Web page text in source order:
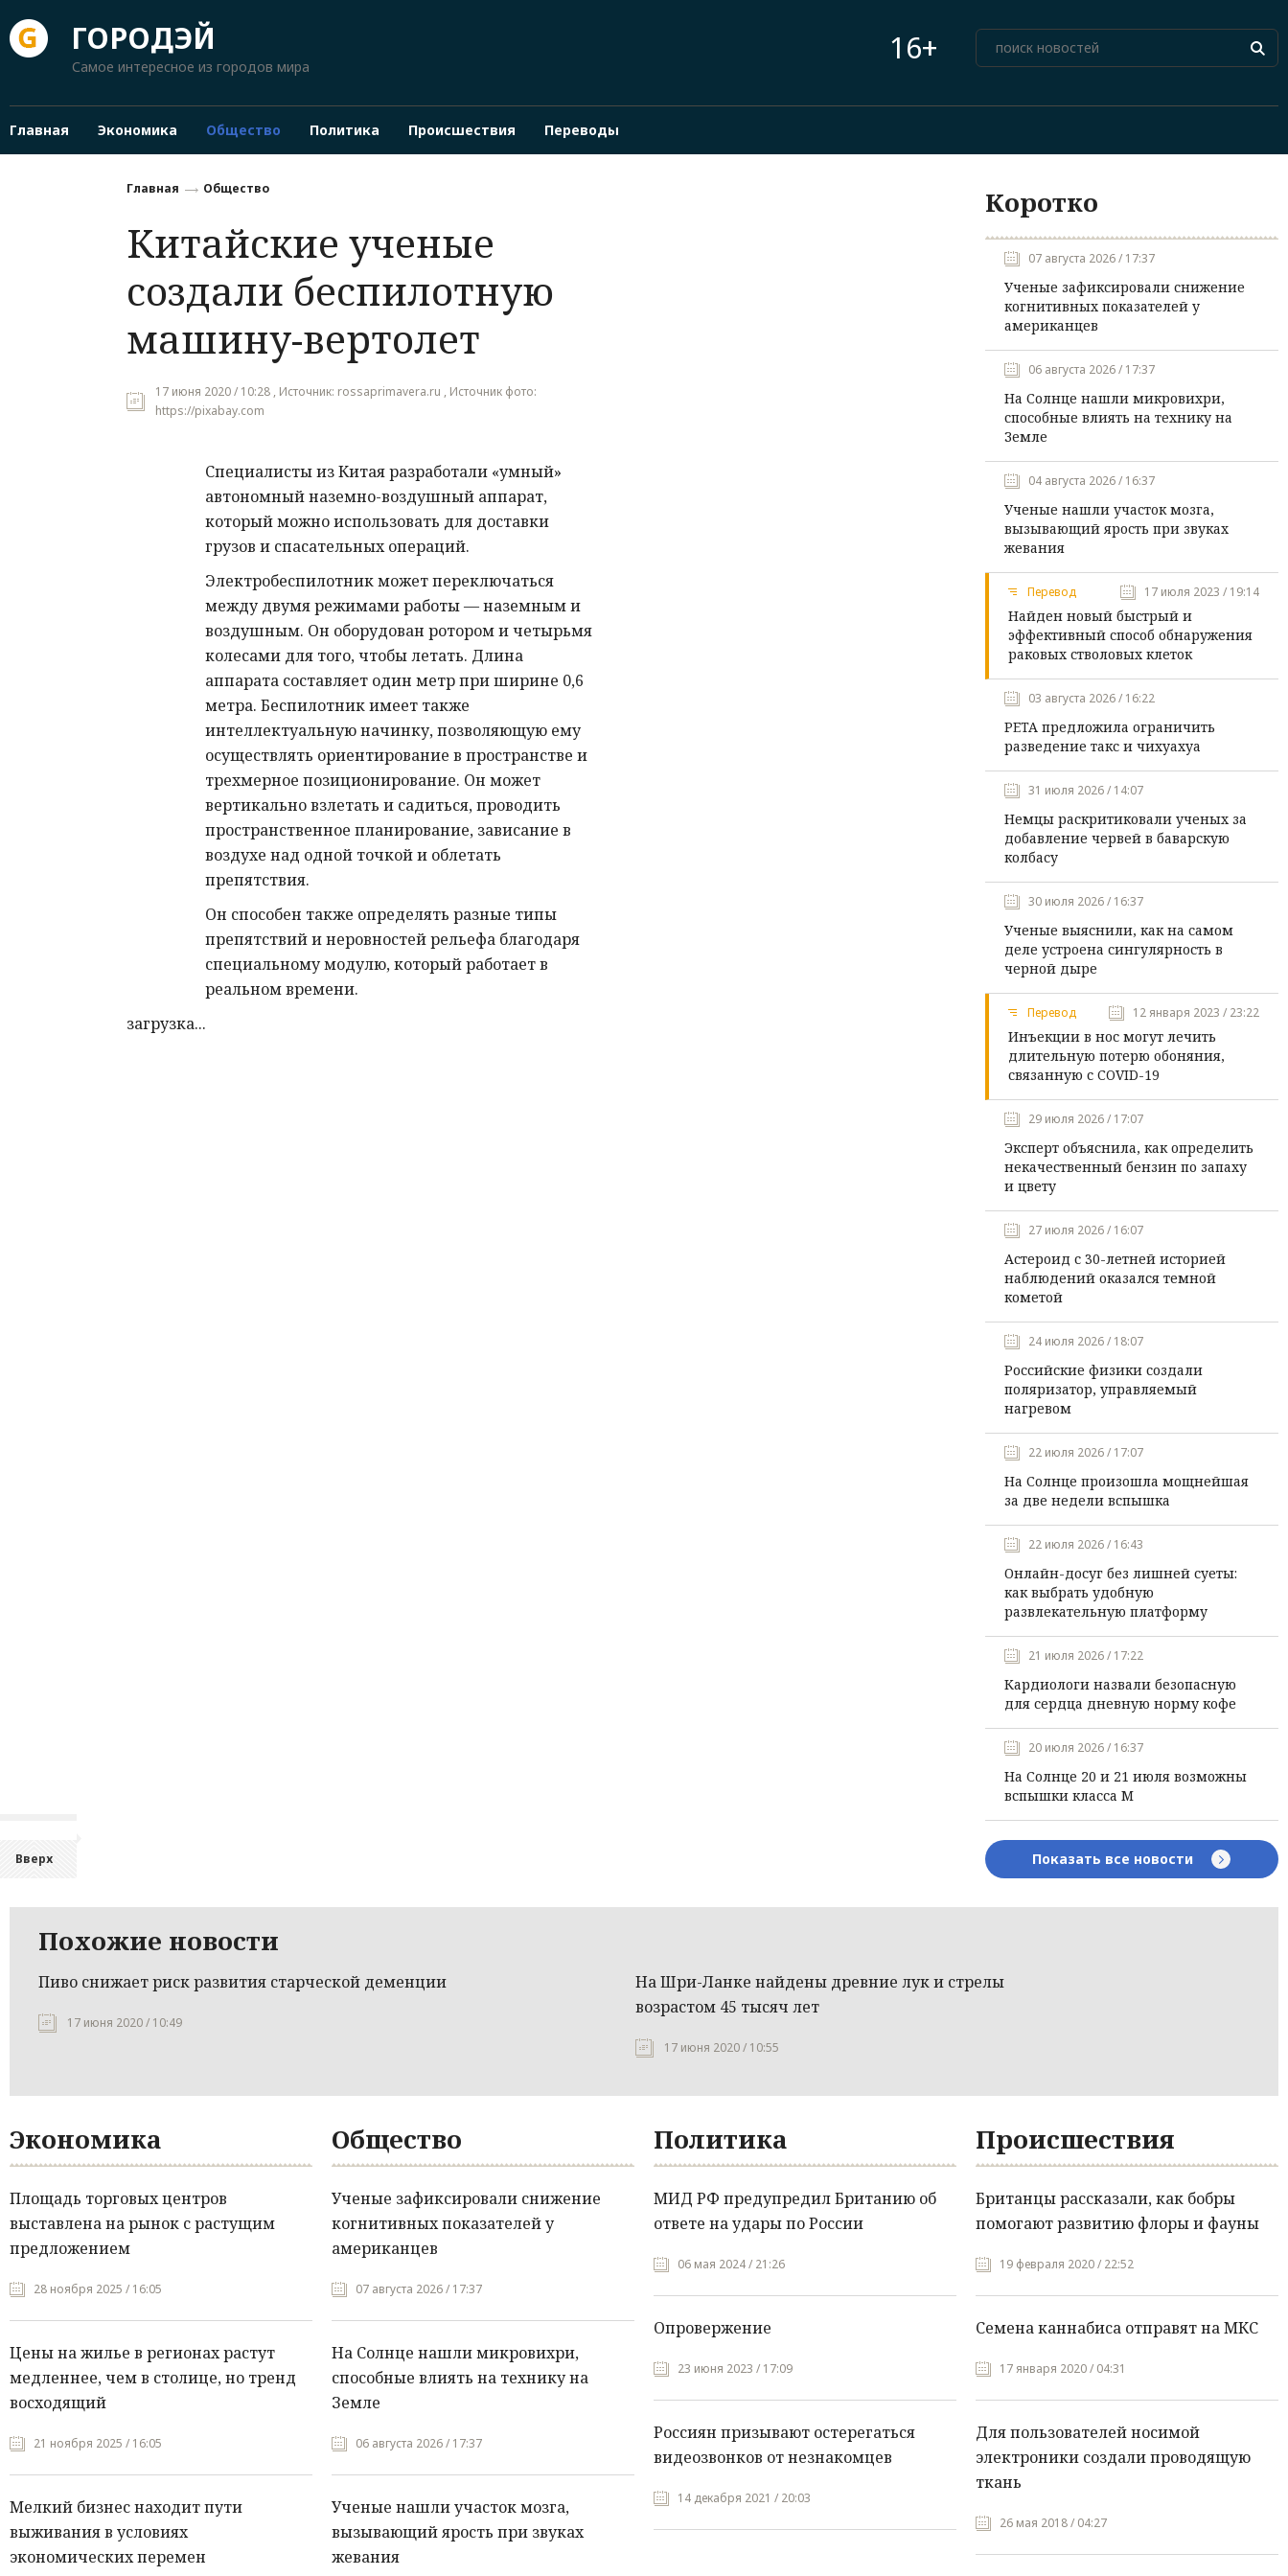
ГОРОДЭЙ
Самое интересное из городов мира 16+
Главная Экономика Общество Политика Происшествия Переводы
Вверх
Главная Общество
Китайские ученые
создали беспилотную
машину-вертолет
17 июня 2020 / 10:28 , Источник: rossaprimavera.ru , Источник фото:
https://pixabay.com
Специалисты из Китая разработали «умный»
автономный наземно-воздушный аппарат,
который можно использовать для доставки
грузов и спасательных операций.
Электробеспилотник может переключаться
между двумя режимами работы — наземным и
воздушным. Он оборудован ротором и четырьмя
колесами для того, чтобы летать. Длина
аппарата составляет один метр при ширине 0,6
метра. Беспилотник имеет также
интеллектуальную начинку, позволяющую ему
осуществлять ориентирование в пространстве и
трехмерное позиционирование. Он может
вертикально взлетать и садиться, проводить
пространственное планирование, зависание в
воздухе над одной точкой и облетать
препятствия.
Он способен также определять разные типы
препятствий и неровностей рельефа благодаря
специальному модулю, который работает в
реальном времени.
загрузка...
Коротко
07 августа 2026 / 17:37
Ученые зафиксировали снижение
когнитивных показателей у
американцев
06 августа 2026 / 17:37
На Солнце нашли микровихри,
способные влиять на технику на
Земле
04 августа 2026 / 16:37
Ученые нашли участок мозга,
вызывающий ярость при звуках
жевания
Перевод 17 июля 2023 / 19:14
Найден новый быстрый и
эффективный способ обнаружения
раковых стволовых клеток
03 августа 2026 / 16:22
PETA предложила ограничить
разведение такс и чихуахуа
31 июля 2026 / 14:07
Немцы раскритиковали ученых за
добавление червей в баварскую
колбасу
30 июля 2026 / 16:37
Ученые выяснили, как на самом
деле устроена сингулярность в
черной дыре
Перевод 12 января 2023 / 23:22
Инъекции в нос могут лечить
длительную потерю обоняния,
связанную с COVID-19
29 июля 2026 / 17:07
Эксперт объяснила, как определить
некачественный бензин по запаху
и цвету
27 июля 2026 / 16:07
Астероид с 30-летней историей
наблюдений оказался темной
кометой
24 июля 2026 / 18:07
Российские физики создали
поляризатор, управляемый
нагревом
22 июля 2026 / 17:07
На Солнце произошла мощнейшая
за две недели вспышка
22 июля 2026 / 16:43
Онлайн-досуг без лишней суеты:
как выбрать удобную
развлекательную платформу
21 июля 2026 / 17:22
Кардиологи назвали безопасную
для сердца дневную норму кофе
20 июля 2026 / 16:37
На Солнце 20 и 21 июля возможны
вспышки класса М
Показать все новости
Похожие новости
Пиво снижает риск развития старческой деменции
17 июня 2020 / 10:49
На Шри-Ланке найдены древние лук и стрелы
возрастом 45 тысяч лет
17 июня 2020 / 10:55
Экономика
Площадь торговых центров
выставлена на рынок с растущим
предложением
28 ноября 2025 / 16:05
Цены на жилье в регионах растут
медленнее, чем в столице, но тренд
восходящий
21 ноября 2025 / 16:05
Мелкий бизнес находит пути
выживания в условиях
экономических перемен
Общество
Ученые зафиксировали снижение
когнитивных показателей у
американцев
07 августа 2026 / 17:37
На Солнце нашли микровихри,
способные влиять на технику на
Земле
06 августа 2026 / 17:37
Ученые нашли участок мозга,
вызывающий ярость при звуках
жевания
Политика
МИД РФ предупредил Британию об
ответе на удары по России
06 мая 2024 / 21:26
Опровержение
23 июня 2023 / 17:09
Россиян призывают остерегаться
видеозвонков от незнакомцев
14 декабря 2021 / 20:03
Происшествия
Британцы рассказали, как бобры
помогают развитию флоры и фауны
19 февраля 2020 / 22:52
Семена каннабиса отправят на МКС
17 января 2020 / 04:31
Для пользователей носимой
электроники создали проводящую
ткань
26 мая 2018 / 04:27